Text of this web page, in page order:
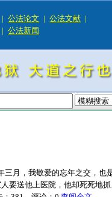
| 公法论文 | 公法文献 |
| 公法新闻
月，我敬爱的忘年之交，也
要送他上医院，他却死死地抓